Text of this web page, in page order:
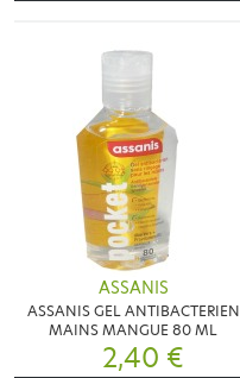
ASSANIS
ASSANIS GEL ANTIBACTERIEN
MAINS MANGUE 80 ML
2,40 €